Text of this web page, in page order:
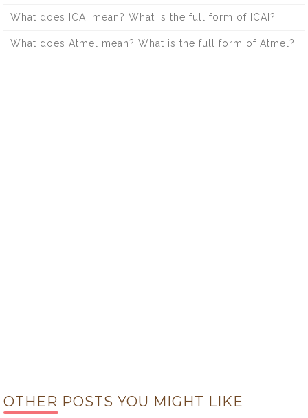
What does ICAI mean? What is the full form of ICAI?
What does Atmel mean? What is the full form of Atmel?
OTHER POSTS YOU MIGHT LIKE